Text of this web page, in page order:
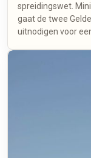
spreidingswet.
gaat de twee
uitnodigen voor